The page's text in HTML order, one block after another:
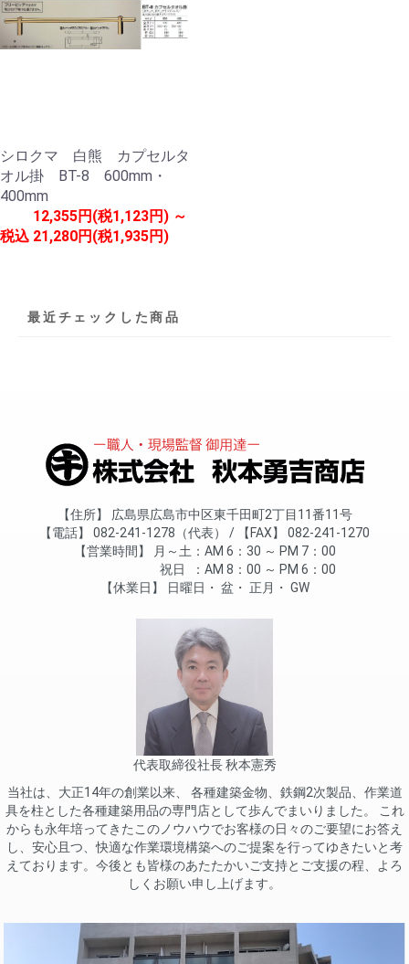
シロクマ 白熊 カプセルタ
オル掛 BT-8 600mm・
400mm
税込
12,355円(税1,123円) ～
21,280円(税1,935円)
最近チェックした商品
住所
広島県広島市中区東千田町2丁目11番11号
電話
082-241-1278（代表） FAX
082-241-1270
営業時間
月～土
AM 6：30 ～ PM 7：00
祝日
AM 8：00 ～ PM 6：00
休業日
日曜日 盆 正月 GW
代表取締役社長 秋本憲秀
当社は、大正14年の創業以来、 各種建築金物、鉄鋼2次製品、作業道
具を柱とした各種建築用品の専門店として歩んでまいりました。 これ
からも永年培ってきたこのノウハウでお客様の日々のご要望にお答え
し、安心且つ、快適な作業環境構築へのご提案を行ってゆきたいと考
えております。今後とも皆様のあたたかいご支持とご支援の程、よろ
しくお願い申し上げます。